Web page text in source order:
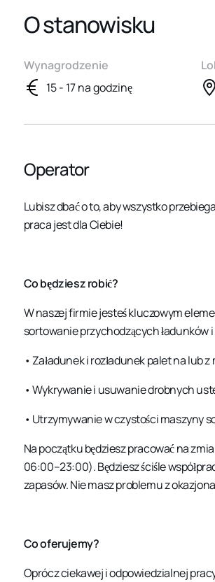
O stanowisku
Wynagrodzenie
15 - 17 na godzinę
Operator
Lubisz dbać o to, aby wszystko
praca jest dla Ciebie!
Co będziesz robić?
W naszej firmie jesteś kluczowym
sortowanie przychodzących ładunków
• Załadunek i rozładunek palet na lub
• Wykrywanie i usuwanie drobnych
• Utrzymywanie w czystości maszyny
Na początku będziesz pracować na
06:00–23:00). Będziesz ściśle
zapasów. Nie masz problemu z
Co oferujemy?
Oprócz ciekawej i odpowiedzialnej